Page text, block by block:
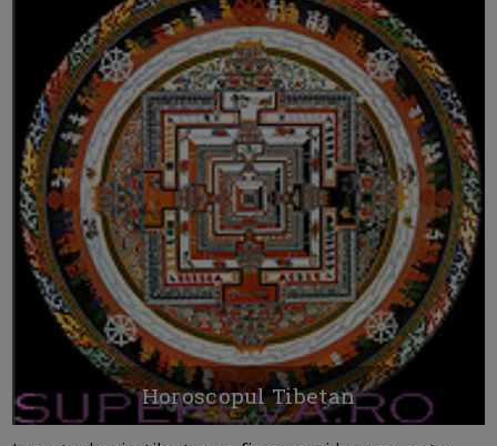
Horoscopul Tibetan